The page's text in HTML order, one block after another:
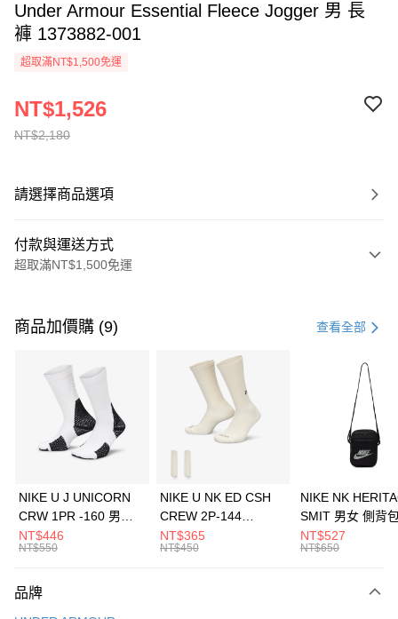
Under Armour Essential Fleece Jogger 男 長
褲 1373882-001
超取滿NT$1,500免運
NT$2,180
NT$1,526
請選擇商品選項
付款與運送方式
超取滿NT$1,500免運
信用卡一次付款
3 期 0 利率 每期 21家銀行
合作金庫商業銀行
第一商業銀行
華南商業銀行
彰化商業銀行
上海商業儲蓄銀行
元大商業銀行
台灣樂天信用卡公司
Apple Pay
全盈+PAY
AFTEE先享後付
【關於「AFTEE先享後付」】
商品加價購 (9) 查看全部
NIKE U J UNICORN
CRW 1PR -160 男女
中統襪 FZ3393100
NT$446
NT$550
NIKE U NK ED CSH
CREW 2P-144
EMBRDY 男女 短統襪
FZ3073133
NT$365
NT$450
NIKE NK
SMIT 男女 側背
BA5871010
NT$527
NT$650
品牌